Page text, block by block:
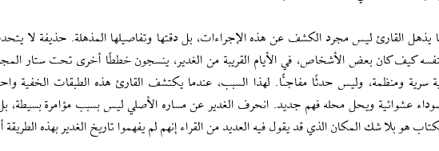
يذهل القارئ ليس مجرد الكشف عن هذه الإجراءات، بل دقتها وتفاصيلها المذهلة. حذيفة لا
كيف كان بعض الأشخاص، في الأيام القريبة من الغدير، ينسجون خططًا أخرى تحت ستار
سرية ومنظمة، وليس حدثًا مفاجئًا. لهذا السبب، عندما يكتشف القارئ هذه الطبقات الخفية
عشوائية ويحل محله فهم جديد. انحرف الغدير عن مساره الأصلي ليس بسبب مؤامرة
هو بلا شك المكان الذي قد يقول فيه العديد من القراء إنهم لم يفهموا تاريخ الغدير بهذه